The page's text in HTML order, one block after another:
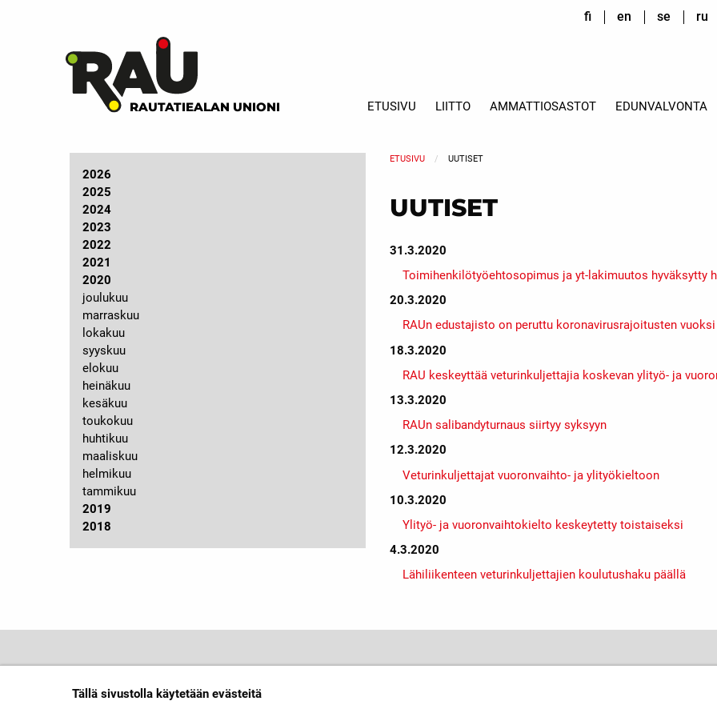
Tällä sivustolla käytetään evästeitä
fi en se ru
RAUTATIEALAN UNIONI ETUSIVU LIITTO AMMATTIOSASTOT EDUNVALVONTA
ETUSIVU UUTISET
UUTISET
31.3.2020
Toimihenkilötyöehtosopimus ja yt-lakimuutos hyväksytty
20.3.2020
RAUn edustajisto on peruttu koronavirusrajoitusten vuoksi
18.3.2020
RAU keskeyttää veturinkuljettajia koskevan ylityö- ja
13.3.2020
RAUn salibandyturnaus siirtyy syksyyn
12.3.2020
Veturinkuljettajat vuoronvaihto- ja ylityökieltoon
10.3.2020
Ylityö- ja vuoronvaihtokielto keskeytetty toistaiseksi
4.3.2020
Lähiliikenteen veturinkuljettajien koulutushaku päällä
2026
2025
2024
2023
2022
2021
2020
joulukuu
marraskuu
lokakuu
syyskuu
elokuu
heinäkuu
kesäkuu
toukokuu
huhtikuu
maaliskuu
helmikuu
tammikuu
2019
2018